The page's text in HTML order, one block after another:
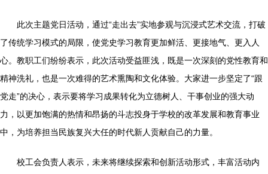
此次主题党日活动，通过“走出去”实地参观与沉浸式艺术交流，打破
了传统学习模式的局限，使党史学习教育更加鲜活、更接地气、更入人
心。教职工们纷纷表示，此次活动受益匪浅，既是一次深刻的党性教育和
精神洗礼，也是一次难得的艺术熏陶和文化体验。大家进一步坚定了“跟
党走”的决心，表示要将学习成果转化为立德树人、干事创业的强大动
力，以更加饱满的热情和昂扬的斗志投身于学校的改革发展和教育事业
中，为培养担当民族复兴大任的时代新人贡献自己的力量。
校工会负责人表示，未来将继续探索和创新活动形式，丰富活动内